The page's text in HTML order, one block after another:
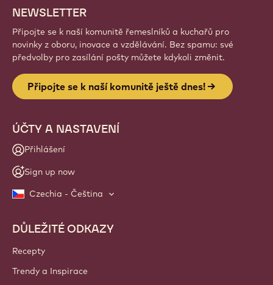
NEWSLETTER
Připojte se k naší komunitě řemeslníků a kuchařů pro
novinky z oboru, inovace a vzdělávání. Bez spamu: své
předvolby pro zasílání pošty můžete kdykoli změnit.
Připojte se k naší komunitě ještě dnes!
ÚČTY A NASTAVENÍ
Přihlášení
Sign up now
Czechia - Čeština
Footer
Callebaut
DŮLEŽITÉ ODKAZY
Recepty
Trendy a Inspirace